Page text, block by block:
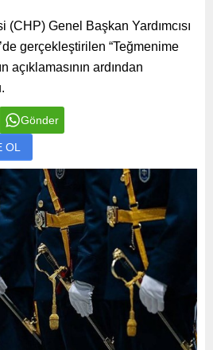
Genel Başkan Yardımcısı
gerçekleştirilen “Teğmenime
açıklamasının ardından
Gönder
OL